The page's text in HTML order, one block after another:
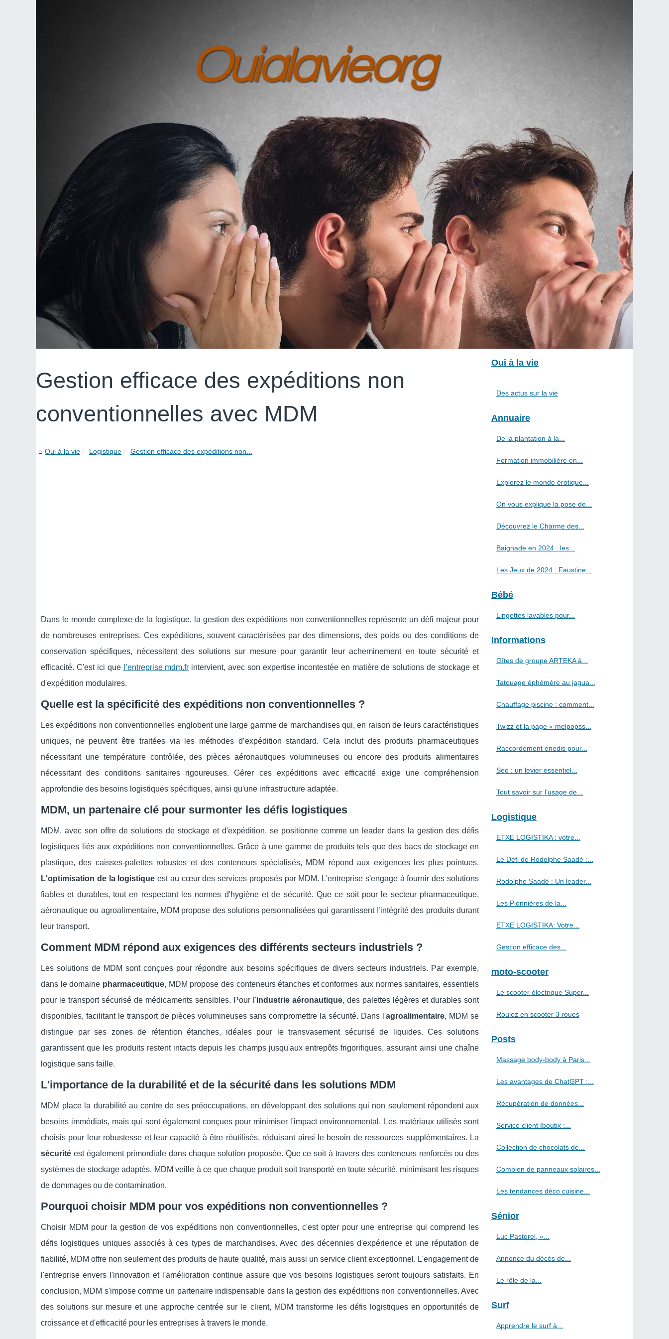
Gestion efficace des expéditions non
conventionnelles avec MDM
Oui à la vie Logistique Gestion efficace des expéditions non...
Dans le monde complexe de la logistique, la gestion des expéditions non conventionnelles représente un défi majeur pour
de nombreuses entreprises. Ces expéditions, souvent caractérisées par des dimensions, des poids ou des conditions de
conservation spécifiques, nécessitent des solutions sur mesure pour garantir leur acheminement en toute sécurité et
efficacité. C'est ici que l’entreprise mdm.fr intervient, avec son expertise incontestée en matière de solutions de stockage et
d'expédition modulaires.
Quelle est la spécificité des expéditions non conventionnelles ?
Les expéditions non conventionnelles englobent une large gamme de marchandises qui, en raison de leurs caractéristiques
uniques, ne peuvent être traitées via les méthodes d’expédition standard. Cela inclut des produits pharmaceutiques
nécessitant une température contrôlée, des pièces aéronautiques volumineuses ou encore des produits alimentaires
nécessitant des conditions sanitaires rigoureuses. Gérer ces expéditions avec efficacité exige une compréhension
approfondie des besoins logistiques spécifiques, ainsi qu'une infrastructure adaptée.
MDM, un partenaire clé pour surmonter les défis logistiques
MDM, avec son offre de solutions de stockage et d'expédition, se positionne comme un leader dans la gestion des défis
logistiques liés aux expéditions non conventionnelles. Grâce à une gamme de produits tels que des bacs de stockage en
plastique, des caisses-palettes robustes et des conteneurs spécialisés, MDM répond aux exigences les plus pointues.
L'optimisation de la logistique est au cœur des services proposés par MDM. L'entreprise s'engage à fournir des solutions
fiables et durables, tout en respectant les normes d'hygiène et de sécurité. Que ce soit pour le secteur pharmaceutique,
aéronautique ou agroalimentaire, MDM propose des solutions personnalisées qui garantissent l’intégrité des produits durant
leur transport.
Comment MDM répond aux exigences des différents secteurs industriels ?
Les solutions de MDM sont conçues pour répondre aux besoins spécifiques de divers secteurs industriels. Par exemple,
dans le domaine pharmaceutique, MDM propose des conteneurs étanches et conformes aux normes sanitaires, essentiels
pour le transport sécurisé de médicaments sensibles. Pour l'industrie aéronautique, des palettes légères et durables sont
disponibles, facilitant le transport de pièces volumineuses sans compromettre la sécurité. Dans l'agroalimentaire, MDM se
distingue par ses zones de rétention étanches, idéales pour le transvasement sécurisé de liquides. Ces solutions
garantissent que les produits restent intacts depuis les champs jusqu'aux entrepôts frigorifiques, assurant ainsi une chaîne
logistique sans faille.
L'importance de la durabilité et de la sécurité dans les solutions MDM
MDM place la durabilité au centre de ses préoccupations, en développant des solutions qui non seulement répondent aux
besoins immédiats, mais qui sont également conçues pour minimiser l'impact environnemental. Les matériaux utilisés sont
choisis pour leur robustesse et leur capacité à être réutilisés, réduisant ainsi le besoin de ressources supplémentaires. La
sécurité est également primordiale dans chaque solution proposée. Que ce soit à travers des conteneurs renforcés ou des
systèmes de stockage adaptés, MDM veille à ce que chaque produit soit transporté en toute sécurité, minimisant les risques
de dommages ou de contamination.
Pourquoi choisir MDM pour vos expéditions non conventionnelles ?
Choisir MDM pour la gestion de vos expéditions non conventionnelles, c'est opter pour une entreprise qui comprend les
défis logistiques uniques associés à ces types de marchandises. Avec des décennies d'expérience et une réputation de
fiabilité, MDM offre non seulement des produits de haute qualité, mais aussi un service client exceptionnel. L'engagement de
l'entreprise envers l'innovation et l'amélioration continue assure que vos besoins logistiques seront toujours satisfaits. En
conclusion, MDM s'impose comme un partenaire indispensable dans la gestion des expéditions non conventionnelles. Avec
des solutions sur mesure et une approche centrée sur le client, MDM transforme les défis logistiques en opportunités de
croissance et d'efficacité pour les entreprises à travers le monde.
Oui à la vie
Des actus sur la vie
Annuaire
De la plantation à la...
Formation immobilière en...
Explorez le monde érotique...
On vous explique la pose de...
Découvrez le Charme des...
Baignade en 2024 : les...
Les Jeux de 2024 : Faustine...
Bébé
Lingettes lavables pour...
Informations
Gîtes de groupe ARTEKA à...
Tatouage éphémère au jagua...
Chauffage piscine : comment...
Twizz et la page « melpopss...
Raccordement enedis pour...
Seo : un levier essentiel...
Tout savoir sur l’usage de...
Logistique
ETXE LOGISTIKA : votre...
Le Défi de Rodolphe Saadé :...
Rodolphe Saadé : Un leader...
Les Pionnières de la...
ETXE LOGISTIKA: Votre...
Gestion efficace des...
moto-scooter
Le scooter électrique Super...
Roulez en scooter 3 roues
Posts
Massage body-body à Paris...
Les avantages de ChatGPT :...
Récupération de données...
Service client Iboutix :...
Collection de chocolats de...
Combien de panneaux solaires...
Les tendances déco cuisine...
Sénior
Luc Pastorel, «...
Annonce du décès de...
Le rôle de la...
Surf
Apprendre le surf à...